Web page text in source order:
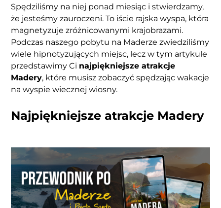
Spędziliśmy na niej ponad miesiąc i stwierdzamy,
że jesteśmy zauroczeni. To iście rajska wyspa, która
magnetyzuje zróżnicowanymi krajobrazami.
Podczas naszego pobytu na Maderze zwiedziliśmy
wiele hipnotyzujących miejsc, lecz w tym artykule
przedstawimy Ci najpiękniejsze atrakcje
Madery, które musisz zobaczyć spędzając wakacje
na wyspie wiecznej wiosny.
Najpiękniejsze atrakcje Madery